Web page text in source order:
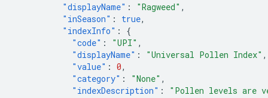
"displayName" : "Ragweed" ,
"inSeason" : true,
"indexInfo" :
{
"code" : "UPI" ,
"displayName" : "Universal Pollen Index" ,
"value" : 0,
"category" : "None" ,
"indexDescription" :
"Pollen levels are